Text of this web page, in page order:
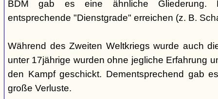
BDM gab es eine ähnliche Gliederung.
entsprechende "Dienstgrade" erreichen (z. B.
Während des Zweiten Weltkriegs wurde auch
unter 17jährige wurden ohne jegliche Erfahrung
den Kampf geschickt. Dementsprechend gab
große Verluste.